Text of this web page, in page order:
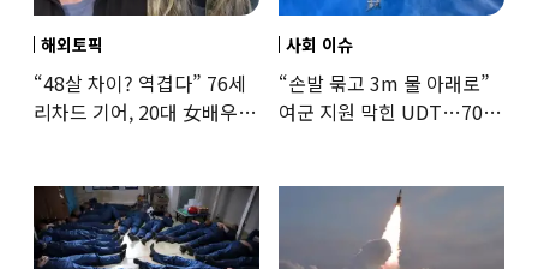
해외토픽
“48살 차이? 역겹다” 76세
리차드 기어, 20대 女배우와
사회 이슈
“손발 묶고 3m 물 아래로”
여군 지원 막힌 UDT…707